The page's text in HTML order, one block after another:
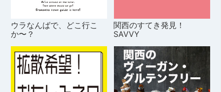
ウラなんばで、どこ行こ
か〜？
関西のすてき発見！
SAVVY